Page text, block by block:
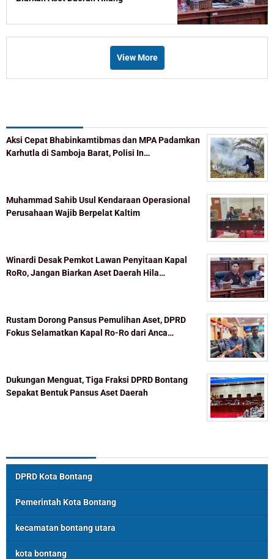
View More
Aksi Cepat Bhabinkamtibmas dan MPA Padamkan
Karhutla di Samboja Barat, Polisi In…
Muhammad Sahib Usul Kendaraan Operasional
Perusahaan Wajib Berpelat Kaltim
Winardi Desak Pemkot Lawan Penyitaan Kapal
RoRo, Jangan Biarkan Aset Daerah Hila…
Rustam Dorong Pansus Pemulihan Aset, DPRD
Fokus Selamatkan Kapal Ro-Ro dari Anca…
Dukungan Menguat, Tiga Fraksi DPRD Bontang
Sepakat Bentuk Pansus Aset Daerah
DPRD Kota Bontang
Pemerintah Kota Bontang
kecamatan bontang utara
kota bontang